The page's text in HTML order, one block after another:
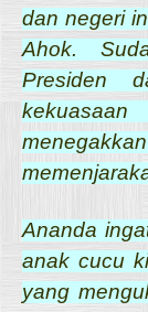
dan negeri
Ahok.
Presiden
Ananda
anak cucu
yang